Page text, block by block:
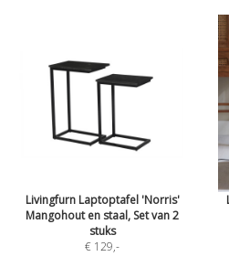
Livingfurn Laptoptafel 'Norris'
Mangohout en staal, Set van 2
stuks
€ 129,-